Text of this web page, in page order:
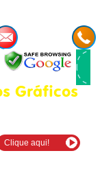
Contatos
Gráficos
para imprimir e
e qualidade
Clique aqui!